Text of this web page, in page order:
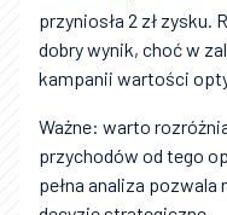
przyniosła 2 zł zysku.
dobry wynik, choć w
kampanii wartości
Ważne: warto
przychodów od tego
pełna analiza